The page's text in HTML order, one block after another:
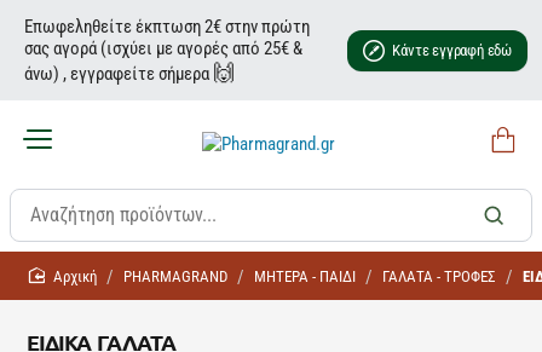
Επωφεληθείτε έκπτωση 2€ στην πρώτη
σας αγορά (ισχύει με αγορές από 25€ &
άνω) , εγγραφείτε σήμερα 🙌
Κάντε εγγραφή εδώ
ΕΙΔΙΚΑ ΓΑΛΑΤΑ
homePHARMAGRAND ΜΗΤΕΡΑ - ΠΑΙΔΙ ΓΑΛΑΤΑ - ΤΡΟΦΕΣ